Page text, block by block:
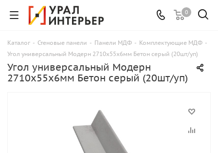
0
Каталог - Стеновые панели - Панели МДФ - Комплектующие МДФ -
Угол универсальный Модерн 2710х55х6мм Бетон серый (20шт/уп)
Угол универсальный Модерн
2710х55х6мм Бетон серый (20шт/уп)